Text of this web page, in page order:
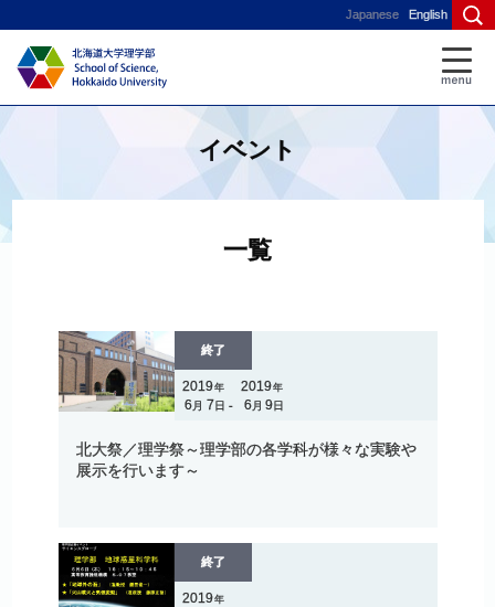
Japanese English
イベント
一覧
2019年
6月 7日 -
2019年
6月 9日
終了
北大祭／理学祭～理学部の各学科が様々な実験や
展示を行います～
2019年
終了